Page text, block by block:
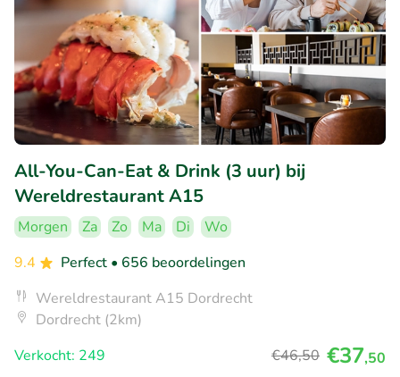
All-You-Can-Eat & Drink (3 uur) bij
Wereldrestaurant A15
Morgen Za Zo Ma Di
Wo
9.4
Perfect • 656 beoordelingen
Wereldrestaurant A15 Dordrecht
Dordrecht (2km)
Verkocht: 249
€46,50 €37,50